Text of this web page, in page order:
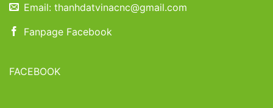
Email: thanhdatvinacnc@gmail.com
Fanpage Facebook
FACEBOOK